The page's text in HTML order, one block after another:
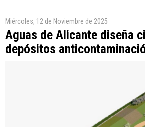
Miércoles, 12 de Noviembre de 2025
Aguas de Alicante diseña
depósitos